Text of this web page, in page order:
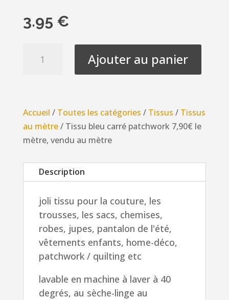
3.95 €
patchwork
7,90€
le
mètre,
vendu
mètre
Ajouter au panier
Accueil / Toutes les catégories / Tissus / Tissus
au mètre/ Tissu bleu carré patchwork 7,90€ le
mètre, vendu au mètre
Description
joli tissu pour la couture, les
trousses, les sacs, chemises,
robes, jupes, pantalon de l'été,
vêtements enfants, home-déco,
patchwork / quilting etc
lavable en machine à laver à 40
degrés, au sèche-linge au